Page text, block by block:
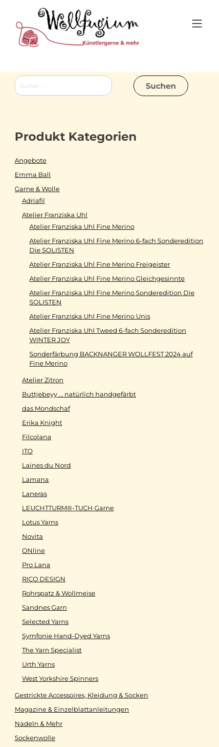
content
Suchen
nach:
Produkt Kategorien
Angebote
Emma Ball
Garne & Wolle
Adriafil
Atelier Franziska Uhl
Atelier Franziska Uhl Fine Merino
Atelier Franziska Uhl Fine Merino 6-fach Sonderedition
Die SOLISTEN
Atelier Franziska Uhl Fine Merino Freigeister
Atelier Franziska Uhl Fine Merino Gleichgesinnte
Atelier Franziska Uhl Fine Merino Sonderedition Die
SOLISTEN
Atelier Franziska Uhl Fine Merino Unis
Atelier Franziska Uhl Tweed 6-fach Sonderedition
WINTER JOY
Sonderfärbung BACKNANGER WOLLFEST 2024 auf
Fine Merino
Atelier Zitron
Buttjebeyy ... natürlich handgefärbt
das Mondschaf
Erika Knight
Filcolana
ITO
Laines du Nord
Lamana
Laneras
LEUCHTTURM®-TUCH Garne
Lotus Yarns
Novita
ONline
Pro Lana
RICO DESIGN
Rohrspatz & Wollmeise
Sandnes Garn
Selected Yarns
Symfonie Hand-Dyed Yarns
The Yarn Specialist
Urth Yarns
West Yorkshire Spinners
Gestrickte Accessoires, Kleidung & Socken
Magazine & Einzelblattanleitungen
Nadeln & Mehr
Sockenwolle